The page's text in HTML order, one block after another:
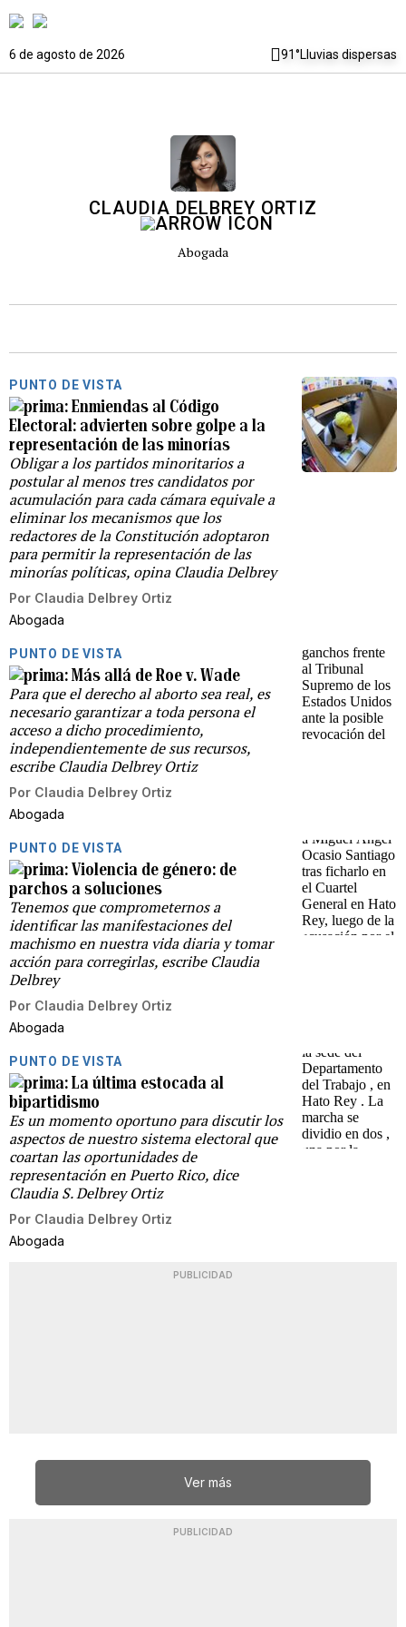
6 de agosto de 2026 91°Lluvias dispersas
CLAUDIA DELBREY ORTIZ
Abogada
PUNTO DE VISTA
Enmiendas al Código
Electoral: advierten sobre golpe a la
representación de las minorías
Obligar a los partidos minoritarios a
postular al menos tres candidatos por
acumulación para cada cámara equivale a
eliminar los mecanismos que los
redactores de la Constitución adoptaron
para permitir la representación de las
minorías políticas, opina Claudia Delbrey
Por Claudia Delbrey Ortiz
Abogada
PUNTO DE VISTA
Más allá de Roe v. Wade
Para que el derecho al aborto sea real, es
necesario garantizar a toda persona el
acceso a dicho procedimiento,
independientemente de sus recursos,
escribe Claudia Delbrey Ortiz
Por Claudia Delbrey Ortiz
Abogada
PUNTO DE VISTA
Violencia de género: de
parchos a soluciones
Tenemos que comprometernos a
identificar las manifestaciones del
machismo en nuestra vida diaria y tomar
acción para corregirlas, escribe Claudia
Delbrey
Por Claudia Delbrey Ortiz
Abogada
PUNTO DE VISTA
La última estocada al
bipartidismo
Es un momento oportuno para discutir los
aspectos de nuestro sistema electoral que
coartan las oportunidades de
representación en Puerto Rico, dice
Claudia S. Delbrey Ortiz
Por Claudia Delbrey Ortiz
Abogada
PUBLICIDAD
Ver más
PUBLICIDAD